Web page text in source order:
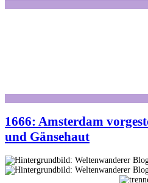
1666: Amsterdam
und Gänsehaut